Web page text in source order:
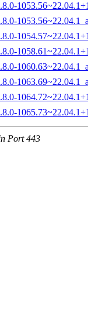
Port 443